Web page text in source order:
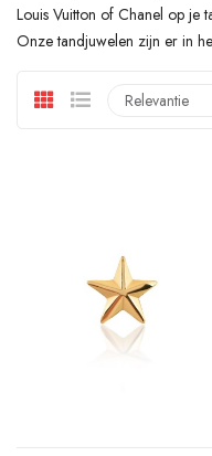
Louis Vuitton of Chanel op je
Onze tandjuwelen zijn er in
Relevantie